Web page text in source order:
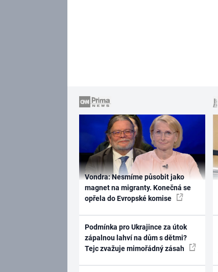
Vondra: Nesmíme působit jako
magnet na migranty. Konečná se
opřela do Evropské komise
Podmínka pro Ukrajince za útok
zápalnou lahví na dům s dětmi?
Tejc zvažuje mimořádný zásah